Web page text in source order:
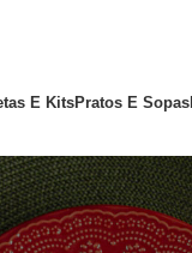
E KitsPratos E Sopas